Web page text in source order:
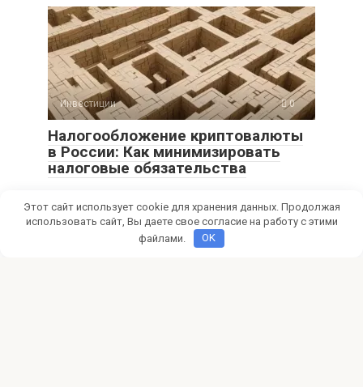
Инвестиции 0
Налогообложение криптовалюты
в России: Как минимизировать
налоговые обязательства
России! Минимизируйте налоговые обязательства от
криптоинвестиций,
Этот сайт использует cookie для хранения данных. Продолжая
использовать сайт, Вы даете свое согласие на работу с этими
файлами.
OK